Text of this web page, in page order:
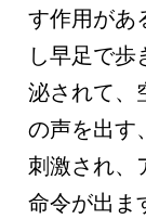
す作用があ
し早足で歩
泌されて、
の声を出す
刺激され、
命令が出ま